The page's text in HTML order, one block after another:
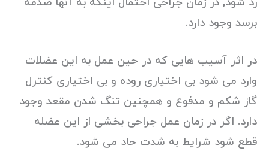
برسد وجود دارد.
در اثر آسیب هایی که در حین عمل به این عضلات
وارد می شود بی اختیاری روده و بی اختیاری کنترل
گاز شکم و مدفوع و همچنین تنگ شدن مقعد وجود
دارد. اگر در زمان عمل جراحی بخشی از این عضله
قطع شود شرایط به شدت حاد می شود.